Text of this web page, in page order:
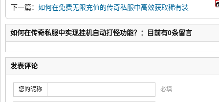
解析
下一篇： 如何在免费无限充值的传奇私服中高效获取稀有装
备与技能书？
如何在传奇私服中实现挂机自动打怪功能？：目前有0条留言
发表评论
您的昵称 必填